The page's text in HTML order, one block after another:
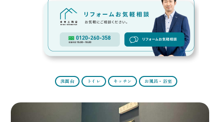
洗面台 トイレ キッチン お風呂・浴室